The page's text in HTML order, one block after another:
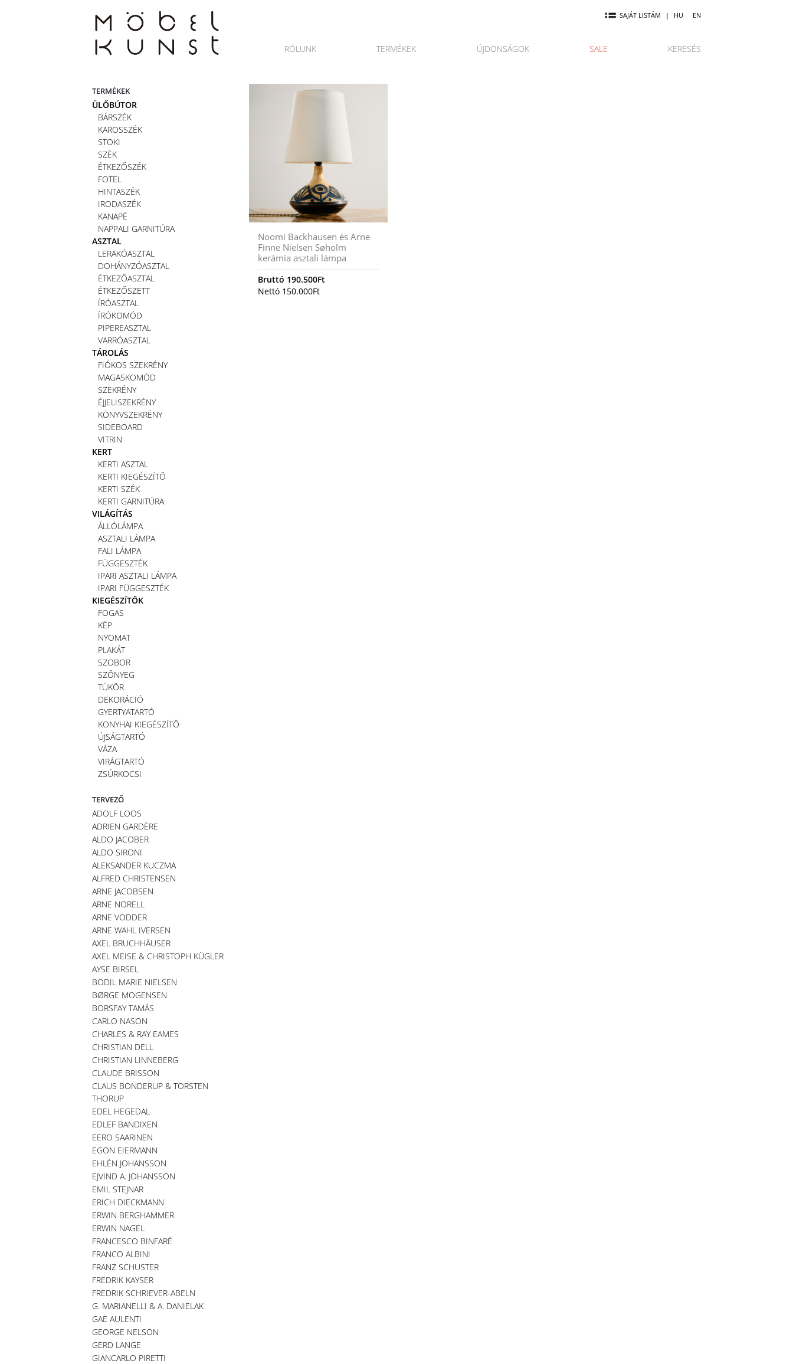
SAJÁT LISTÁM | HU EN
RÓLUNK TERMÉKEK ÚJDONSÁGOK SALE KERESÉS
TERMÉKEK
ÜLŐBÚTOR
BÁRSZÉK
KAROSSZÉK
STOKI
SZÉK
ÉTKEZŐSZÉK
FOTEL
HINTASZÉK
IRODASZÉK
KANAPÉ
NAPPALI GARNITÚRA
ASZTAL
LERAKÓASZTAL
DOHÁNYZÓASZTAL
ÉTKEZŐASZTAL
ÉTKEZŐSZETT
ÍRÓASZTAL
ÍRÓKOMÓD
PIPEREASZTAL
VARRÓASZTAL
TÁROLÁS
FIÓKOS SZEKRÉNY
MAGASKOMÓD
SZEKRÉNY
ÉJJELISZEKRÉNY
KÖNYVSZEKRÉNY
SIDEBOARD
VITRIN
KERT
KERTI ASZTAL
KERTI KIEGÉSZÍTŐ
KERTI SZÉK
KERTI GARNITÚRA
VILÁGÍTÁS
ÁLLÓLÁMPA
ASZTALI LÁMPA
FALI LÁMPA
FÜGGESZTÉK
IPARI ASZTALI LÁMPA
IPARI FÜGGESZTÉK
KIEGÉSZÍTŐK
FOGAS
KÉP
NYOMAT
PLAKÁT
SZOBOR
SZŐNYEG
TÜKÖR
DEKORÁCIÓ
GYERTYATARTÓ
KONYHAI KIEGÉSZÍTŐ
ÚJSÁGTARTÓ
VÁZA
VIRÁGTARTÓ
ZSÚRKOCSI
TERVEZŐ
ADOLF LOOS
ADRIEN GARDÈRE
ALDO JACOBER
ALDO SIRONI
ALEKSANDER KUCZMA
ALFRED CHRISTENSEN
ARNE JACOBSEN
ARNE NORELL
ARNE VODDER
ARNE WAHL IVERSEN
AXEL BRUCHHÄUSER
AXEL MEISE & CHRISTOPH KÜGLER
AYSE BIRSEL
BODIL MARIE NIELSEN
BØRGE MOGENSEN
BORSFAY TAMÁS
CARLO NASON
CHARLES & RAY EAMES
CHRISTIAN DELL
CHRISTIAN LINNEBERG
CLAUDE BRISSON
CLAUS BONDERUP & TORSTEN
THORUP
EDEL HEGEDAL
EDLEF BANDIXEN
EERO SAARINEN
EGON EIERMANN
EHLÉN JOHANSSON
EJVIND A. JOHANSSON
EMIL STEJNAR
ERICH DIECKMANN
ERWIN BERGHAMMER
ERWIN NAGEL
FRANCESCO BINFARÉ
FRANCO ALBINI
FRANZ SCHUSTER
FREDRIK KAYSER
FREDRIK SCHRIEVER-ABELN
G. MARIANELLI & A. DANIELAK
GAE AULENTI
GEORGE NELSON
GERD LANGE
GIANCARLO PIRETTI
Noomi Backhausen és Arne
Finne Nielsen Søholm
kerámia asztali lámpa
Bruttó 190.500Ft
Nettó 150.000Ft